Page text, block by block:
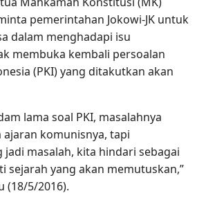
pemerintahan Jokowi-JK untuk
dalam menghadapi isu
membuka kembali persoalan
(PKI) yang ditakutkan akan
lama soal PKI, masalahnya
komunisnya, tapi
masalah, kita hindari sebagai
sejarah yang akan memutuskan,”
(18/5/2016).